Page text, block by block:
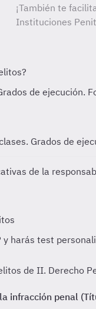
¡También te
Instituciones
Grados de
de la
de II. Derecho
infracción penal